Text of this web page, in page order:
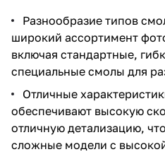
Разнообразие типов
широкий ассортимент
включая стандартные,
специальные смолы для
Отличные
обеспечивают высокую
отличную детализацию,
сложные модели с